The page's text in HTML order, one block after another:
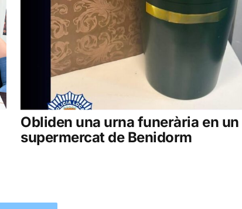
Obliden una urna funerària en un
supermercat de Benidorm